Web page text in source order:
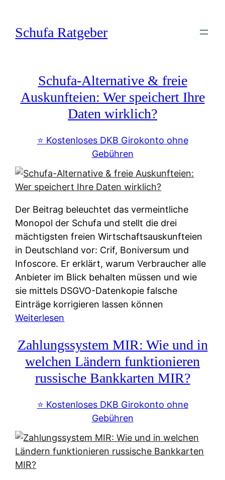
springen
Schufa Ratgeber
Schufa-Alternative & freie
Auskunfteien: Wer speichert Ihre
Daten wirklich?
⭐️ Kostenloses DKB Girokonto ohne
Gebühren
Der Beitrag beleuchtet das vermeintliche
Monopol der Schufa und stellt die drei
mächtigsten freien Wirtschaftsauskunfteien
in Deutschland vor: Crif, Boniversum und
Infoscore. Er erklärt, warum Verbraucher alle
Anbieter im Blick behalten müssen und wie
sie mittels DSGVO-Datenkopie falsche
Einträge korrigieren lassen können
Weiterlesen
c
h
u
f
-
l
t
Zahlungssystem MIR: Wie und in
welchen Ländern funktionieren
russische Bankkarten MIR?
⭐️ Kostenloses DKB Girokonto ohne
Gebühren